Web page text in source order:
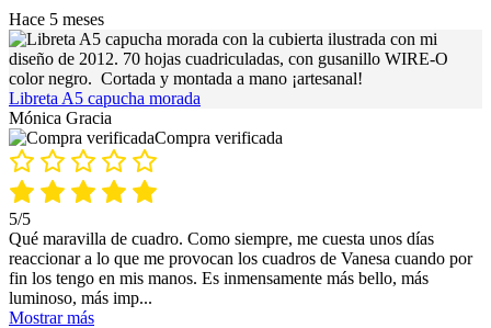
Hace 5 meses
Libreta A5 capucha morada
Mónica Gracia
Compra verificada
5/5
Qué maravilla de cuadro. Como siempre, me cuesta unos días
reaccionar a lo que me provocan los cuadros de Vanesa cuando por
fin los tengo en mis manos. Es inmensamente más bello, más
luminoso, más imp...
Mostrar más